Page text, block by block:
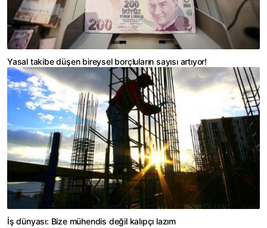
Yasal takibe düşen bireysel borçluların sayısı artıyor!
İş dünyası: Bize mühendis değil kalıpçı lazım